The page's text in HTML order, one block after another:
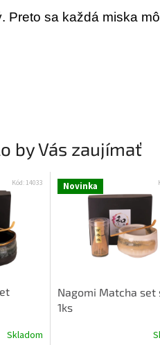
Preto sa každá miska
by Vás zaujímať
Skladom
Kód: 14033 Novinka
Nagomi Matcha set
1ks